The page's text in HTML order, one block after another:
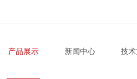
产品展示 新闻中心 技